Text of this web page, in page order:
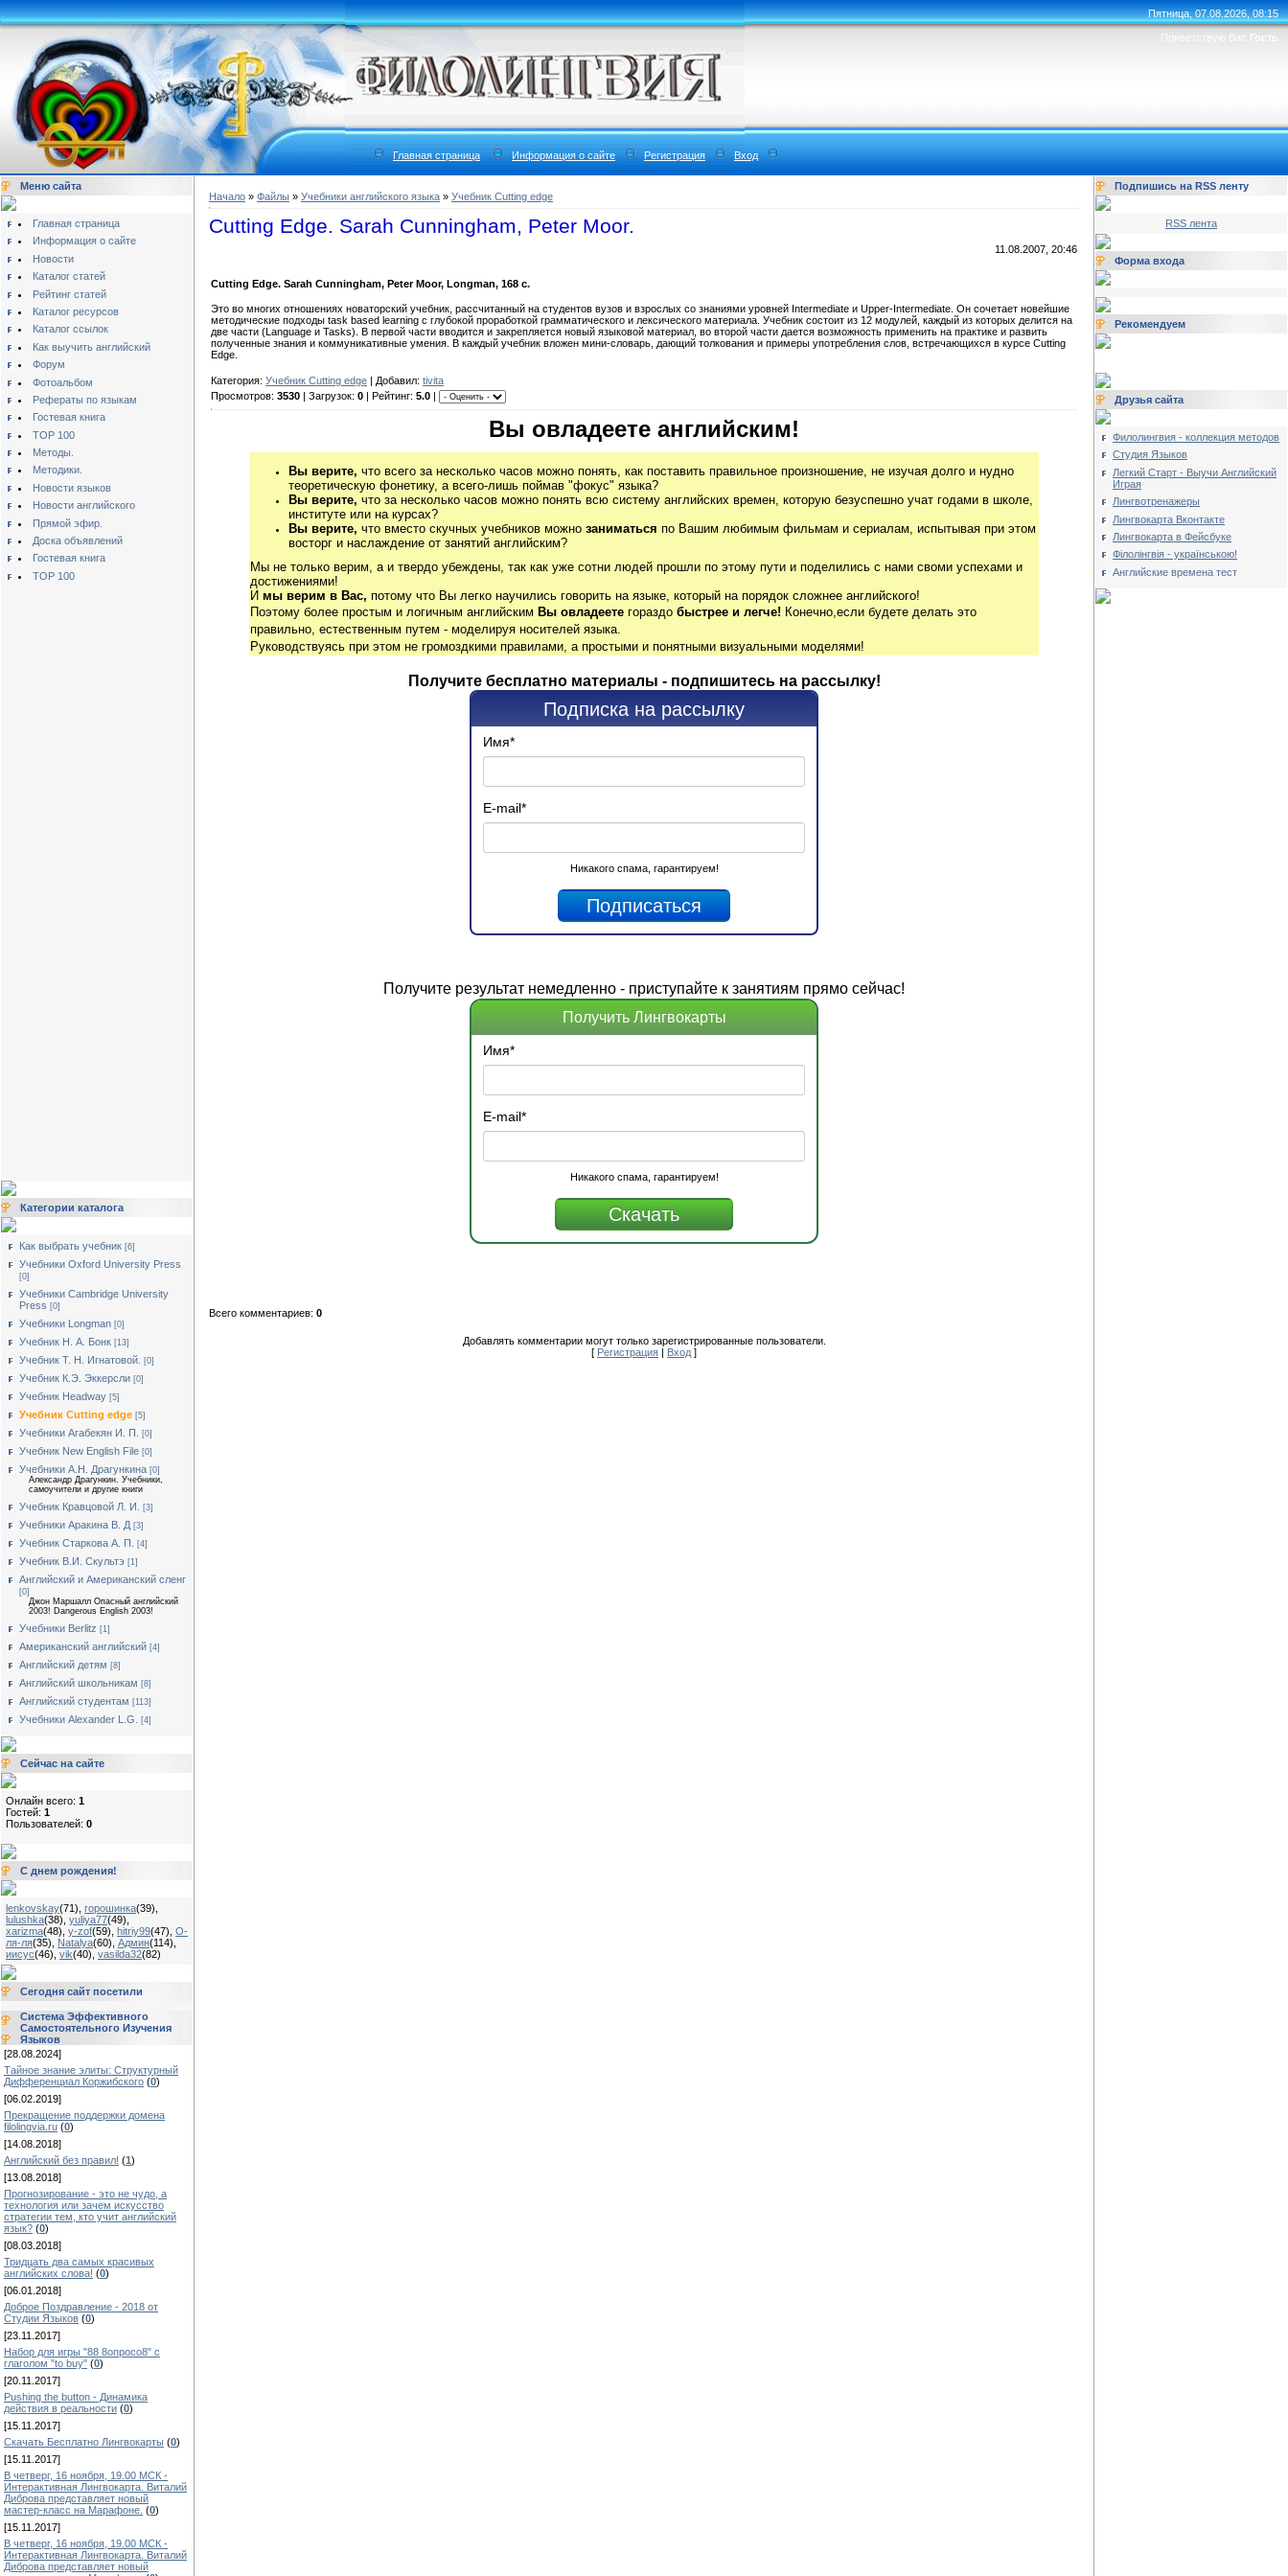
Пятница, 07.08.2026, 08:15
Приветствую Вас Гость
Главная страница Информация о сайте Регистрация Вход
Меню сайта
Главная страница
Информация о сайте
Новости
Каталог статей
Рейтинг статей
Каталог ресурсов
Каталог ссылок
Как выучить английский
Форум
Фотоальбом
Рефераты по языкам
Гостевая книга
TOP 100
Методы.
Методики.
Новости языков
Новости английского
Прямой эфир.
Доска объявлений
Гостевая книга
TOP 100
Категории каталога
Как выбрать учебник [6]
Учебники Oxford University Press
[0]
Учебники Cambridge University
Press [0]
Учебники Longman [0]
Учебник Н. А. Бонк [13]
Учебник Т. Н. Игнатовой. [0]
Учебник К.Э. Эккерсли [0]
Учебник Headway [5]
Учебник Cutting edge [5]
Учебники Агабекян И. П. [0]
Учебник New English File [0]
Учебники А.Н. Драгункина [0]
Александр Драгункин. Учебники,
самоучители и другие книги
Учебник Кравцовой Л. И. [3]
Учебники Аракина В. Д [3]
Учебник Старкова А. П. [4]
Учебник В.И. Скультэ [1]
Английский и Американский сленг
[0]
Джон Маршалл Опасный английский
2003! Dangerous English 2003!
Учебники Berlitz [1]
Американский английский [4]
Английский детям [8]
Английский школьникам [8]
Английский студентам [113]
Учебники Alexander L.G. [4]
Сейчас на сайте
Онлайн всего: 1
Гостей: 1
Пользователей: 0
С днем рождения!
lenkovskay(71) горошинка(39)
lulushka(38) yuliya77(49)
xarizma(48) y-zof(59) hitriy99(47) О-
ля-ля(35) Natalya(60) Админ(114)
иисус(46) vik(40) vasilda32(82)
Сегодня сайт посетили
Система Эффективного
Самостоятельного Изучения
Языков
[28.08.2024]
Тайное знание элиты: Структурный
Дифференциал Коржибского (0)
[06.02.2019]
Прекращение поддержки домена
filolingvia.ru (0)
[14.08.2018]
Английский без правил! (1)
[13.08.2018]
Прогнозирование - это не чудо, а
технология или зачем искусство
стратегии тем, кто учит английский
язык? (0)
[08.03.2018]
Тридцать два самых красивых
английских слова! (0)
[06.01.2018]
Доброе Поздравление - 2018 от
Студии Языков (0)
[23.11.2017]
Набор для игры "88 8опросо8" с
глаголом "to buy" (0)
[20.11.2017]
Pushing the button - Динамика
действия в реальности (0)
[15.11.2017]
Скачать Бесплатно Лингвокарты (0)
[15.11.2017]
В четверг, 16 ноября, 19.00 МСК -
Интерактивная Лингвокарта. Виталий
Диброва представляет новый
мастер-класс на Марафоне. (0)
[15.11.2017]
В четверг, 16 ноября, 19.00 МСК -
Интерактивная Лингвокарта. Виталий
Диброва представляет новый
Начало » Файлы » Учебники английского языка » Учебник Cutting edge
Cutting Edge. Sarah Cunningham, Peter Moor.
11.08.2007, 20:46
Cutting Edge. Sarah Cunningham, Peter Moor, Longman, 168 с.
Это во многих отношениях новаторский учебник, рассчитанный на студентов вузов и взрослых со знаниями уровней Intermediate и Upper-Intermediate. Он сочетает новейшие
методические подходы task based learning с глубокой проработкой грамматического и лексического материала. Учебник состоит из 12 модулей, каждый из которых делится на
две части (Language и Tasks). В первой части вводится и закрепляется новый языковой материал, во второй части дается возможность применить на практике и развить
полученные знания и коммуникативные умения. В каждый учебник вложен мини-словарь, дающий толкования и примеры употребления слов, встречающихся в курсе Cutting
Edge.
Категория: Учебник Cutting edge | Добавил: tivita
Просмотров: 3530 | Загрузок: 0 | Рейтинг: 5.0 |
Вы овладеете английским!
Вы верите, что всего за несколько часов можно понять, как поставить правильное произношение, не изучая долго и нудно
теоретическую фонетику, а всего-лишь поймав "фокус" языка?
Вы верите, что за несколько часов можно понять всю систему английских времен, которую безуспешно учат годами в школе,
институте или на курсах?
Вы верите, что вместо скучных учебников можно заниматься по Вашим любимым фильмам и сериалам, испытывая при этом
восторг и наслаждение от занятий английским?
Мы не только верим, а и твердо убеждены, так как уже сотни людей прошли по этому пути и поделились с нами своми успехами и
достижениями!
И мы верим в Вас, потому что Вы легко научились говорить на языке, который на порядок сложнее английского!
Поэтому более простым и логичным английским Вы овладеете гораздо быстрее и легче! Конечно,если будете делать это
правильно, естественным путем - моделируя носителей языка.
Руководствуясь при этом не громоздкими правилами, а простыми и понятными визуальными моделями!
Получите бесплатно материалы - подпишитесь на рассылку!
Подписка на рассылку
Имя*
E-mail*
Никакого спама, гарантируем!
Получите результат немедленно - приступайте к занятиям прямо сейчас!
Получить Лингвокарты
Имя*
E-mail*
Никакого спама, гарантируем!
Всего комментариев: 0
Добавлять комментарии могут только зарегистрированные пользователи.
[ Регистрация | Вход ]
Подпишись на RSS ленту
RSS лента
Форма входа
Рекомендуем
Друзья сайта
Филолингвия - коллекция методов
Студия Языков
Легкий Старт - Выучи Английский
Играя
Лингвотренажеры
Лингвокарта Вконтакте
Лингвокарта в Фейсбуке
Філолінгвія - українською!
Английские времена тест